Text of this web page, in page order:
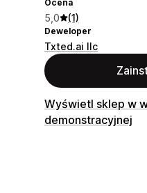
Ocena
5,0 (1)
Deweloper
Txted.ai llc
Wyświetl sklep w
demonstracyjnej